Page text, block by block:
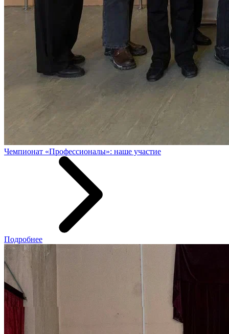
Чемпионат «Профессионалы»: наше участие
Подробнее